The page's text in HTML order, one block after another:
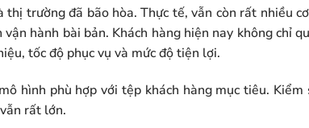
trường đã bão hòa. Thực tế, vẫn còn rất nhiều
hành bài bản. Khách hàng hiện nay không chỉ
tốc độ phục vụ và mức độ tiện lợi.
hình phù hợp với tệp khách hàng mục tiêu.
rất lớn.